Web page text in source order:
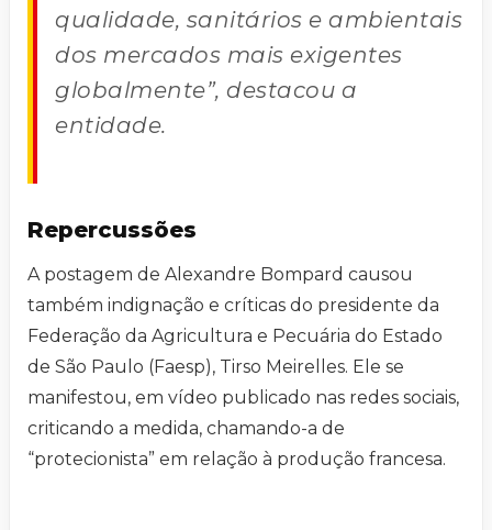
qualidade, sanitários e ambientais
dos mercados mais exigentes
globalmente”, destacou a
entidade.
Repercussões
A postagem de Alexandre Bompard causou
também indignação e críticas do presidente da
Federação da Agricultura e Pecuária do Estado
de São Paulo (Faesp), Tirso Meirelles. Ele se
manifestou, em vídeo publicado nas redes sociais,
criticando a medida, chamando-a de
“protecionista” em relação à produção francesa.